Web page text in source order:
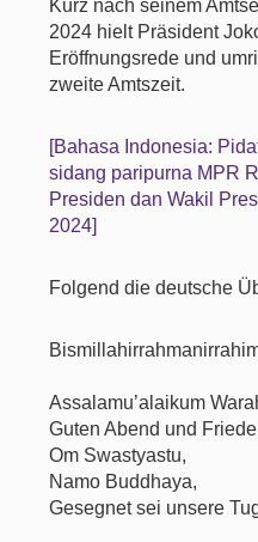
Kurz nach seinem
2024 hielt Präsident
Eröffnungsrede und
zweite Amtszeit.
[Bahasa Indonesia:
sidang paripurna MPR
Presiden dan Wakil
2024]
Folgend die deutsche
Assalamu’alaikum
Guten Abend und
Om Swastyastu,
Namo Buddhaya,
Gesegnet sei unsere